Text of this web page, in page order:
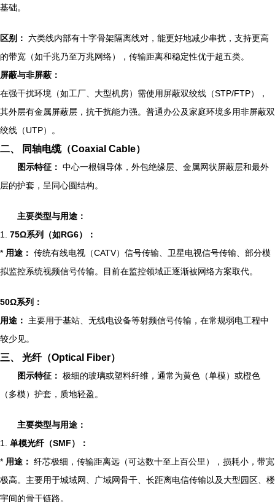
基础。
区别： 六类线内部有十字骨架隔离线对，能更好地减少串扰，支持更高
的带宽（如千兆乃至万兆网络），传输距离和稳定性优于超五类。
屏蔽与非屏蔽：
在强干扰环境（如工厂、大型机房）需使用屏蔽双绞线（STP/FTP），
其外层有金属屏蔽层，抗干扰能力强。普通办公及家庭环境多用非屏蔽双
绞线（UTP）。
二、 同轴电缆（Coaxial Cable）
图示特征： 中心一根铜导体，外包绝缘层、金属网状屏蔽层和最外
层的护套，呈同心圆结构。
主要类型与用途：
1. 75Ω系列（如RG6）：
* 用途： 传统有线电视（CATV）信号传输、卫星电视信号传输、部分模
拟监控系统视频信号传输。目前在监控领域正逐渐被网络方案取代。
50Ω系列：
用途：
主要用于基站、无线电设备等射频信号传输，在常规弱电工程中
较少见。
三、 光纤（Optical Fiber）
图示特征： 极细的玻璃或塑料纤维，通常为黄色（单模）或橙色
（多模）护套，质地轻盈。
主要类型与用途：
1. 单模光纤（SMF）：
* 用途： 纤芯极细，传输距离远（可达数十至上百公里），损耗小，带宽
极高。主要用于城域网、广域网骨干、长距离电信传输以及大型园区、楼
宇间的骨干链路。